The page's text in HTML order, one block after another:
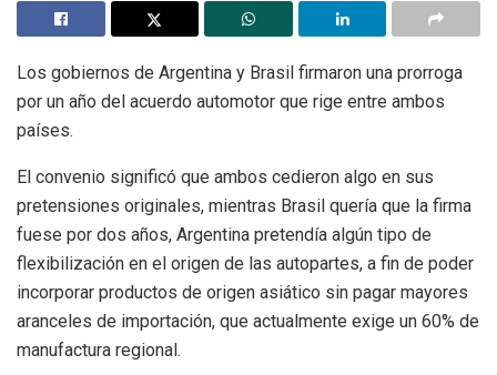
Los gobiernos de Argentina y Brasil firmaron una prorroga
por un año del acuerdo automotor que rige entre ambos
países.
El convenio significó que ambos cedieron algo en sus
pretensiones originales, mientras Brasil quería que la firma
fuese por dos años, Argentina pretendía algún tipo de
flexibilización en el origen de las autopartes, a fin de poder
incorporar productos de origen asiático sin pagar mayores
aranceles de importación, que actualmente exige un 60% de
manufactura regional.